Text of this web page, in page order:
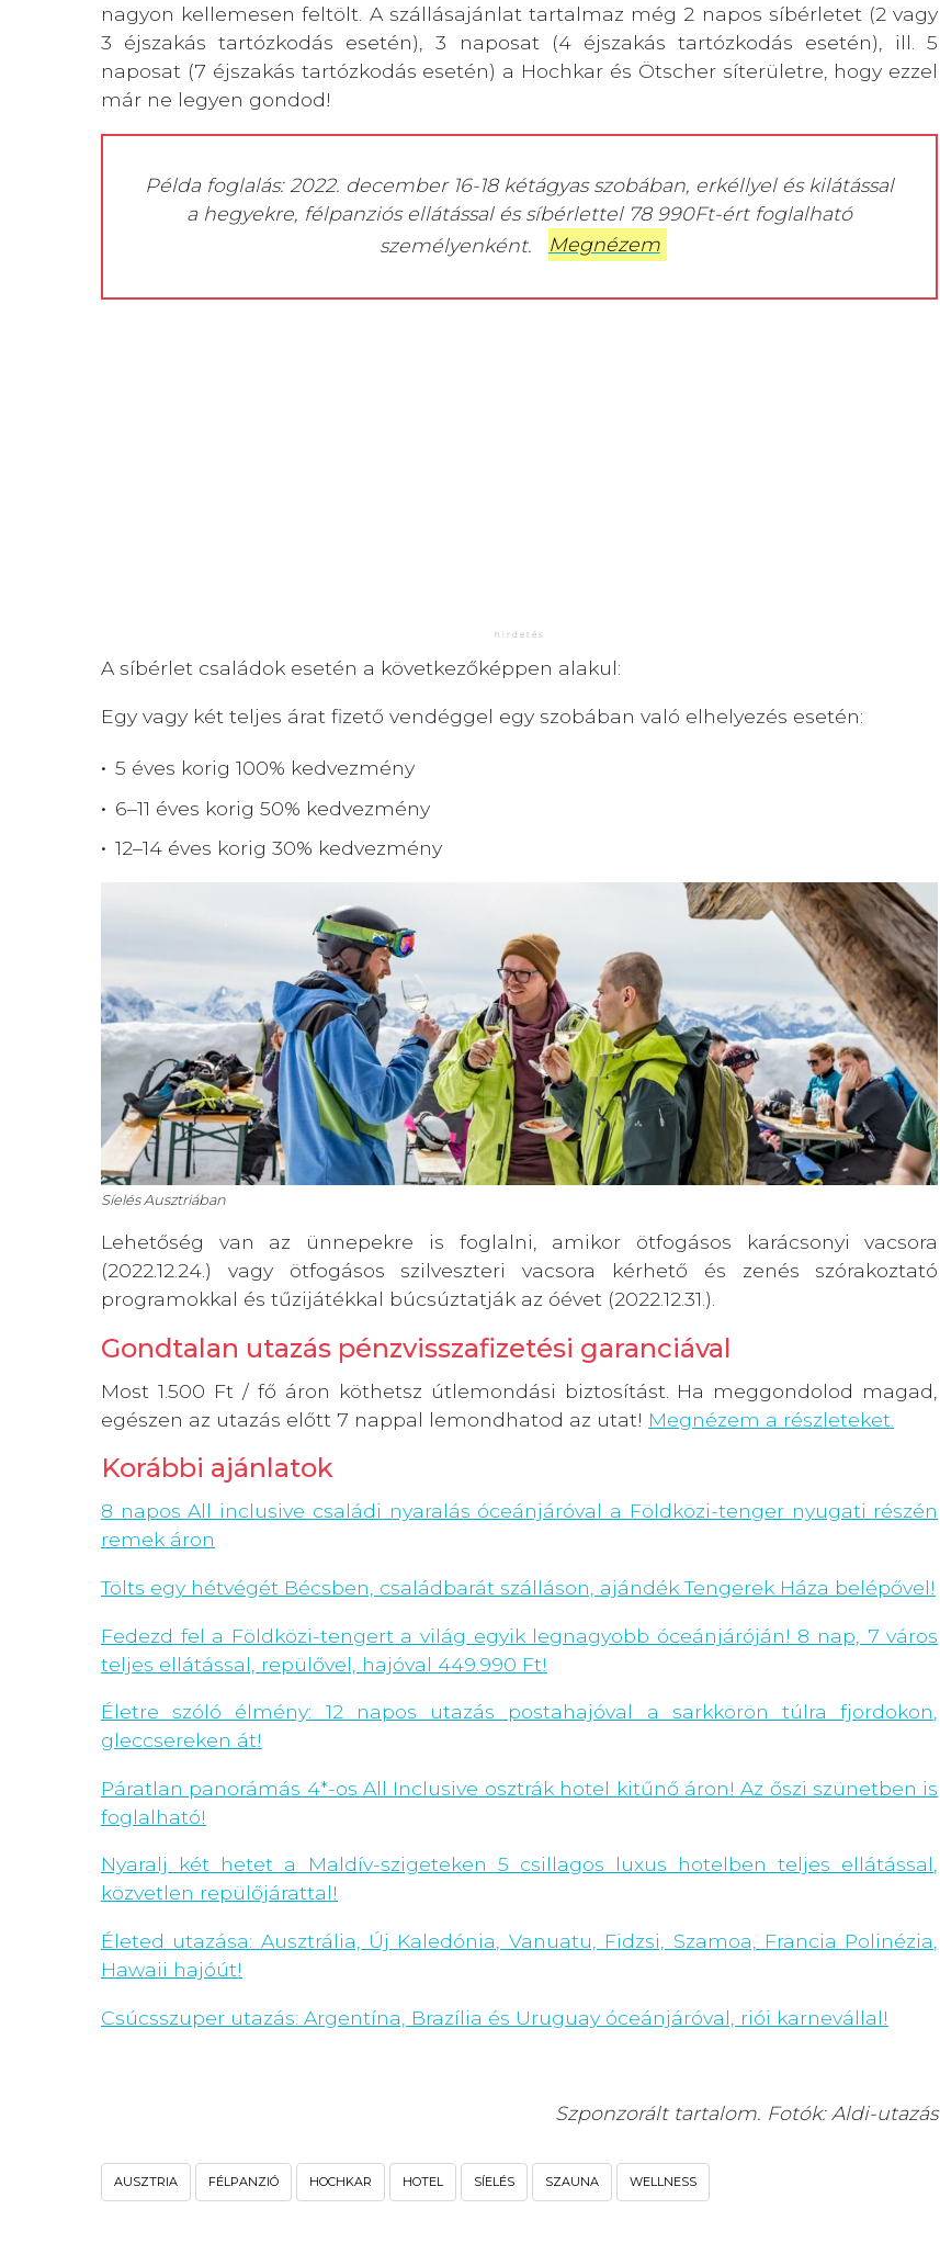
nagyon kellemesen feltölt. A szállásajánlat tartalmaz még 2 napos síbérletet (2 vagy
3 éjszakás tartózkodás esetén), 3 naposat (4 éjszakás tartózkodás esetén), ill. 5
naposat (7 éjszakás tartózkodás esetén) a Hochkar és Ötscher síterületre, hogy ezzel
már ne legyen gondod!
Példa foglalás: 2022. december 16-18 kétágyas szobában, erkéllyel és kilátással
a hegyekre, félpanziós ellátással és síbérlettel 78 990Ft-ért foglalható
személyenként.
Megnézem
A síbérlet családok esetén a következőképpen alakul:
Egy vagy két teljes árat fizető vendéggel egy szobában való elhelyezés esetén:
5 éves korig 100% kedvezmény
6–11 éves korig 50% kedvezmény
12–14 éves korig 30% kedvezmény
Síelés Ausztriában
Lehetőség van az ünnepekre is foglalni, amikor ötfogásos karácsonyi vacsora
(2022.12.24.) vagy ötfogásos szilveszteri vacsora kérhető és zenés szórakoztató
programokkal és tűzijátékkal búcsúztatják az óévet (2022.12.31.).
Gondtalan utazás pénzvisszafizetési garanciával
Most 1.500 Ft / fő áron köthetsz útlemondási biztosítást. Ha meggondolod magad,
egészen az utazás előtt 7 nappal lemondhatod az utat! Megnézem a részleteket.
Korábbi ajánlatok
8 napos All inclusive családi nyaralás óceánjáróval a Földközi-tenger nyugati részén
remek áron
Tölts egy hétvégét Bécsben, családbarát szálláson, ajándék Tengerek Háza belépővel!
Fedezd fel a Földközi-tengert a világ egyik legnagyobb óceánjáróján! 8 nap, 7 város
teljes ellátással, repülővel, hajóval 449.990 Ft!
Életre szóló élmény: 12 napos utazás postahajóval a sarkkörön túlra fjordokon,
gleccsereken át!
Páratlan panorámás 4*-os All Inclusive osztrák hotel kitűnő áron! Az őszi szünetben is
foglalható!
Nyaralj két hetet a Maldív-szigeteken 5 csillagos luxus hotelben teljes ellátással,
közvetlen repülőjárattal!
Életed utazása: Ausztrália, Új Kaledónia, Vanuatu, Fidzsi, Szamoa, Francia Polinézia,
Hawaii hajóút!
Csúcsszuper utazás: Argentína, Brazília és Uruguay óceánjáróval, riói karnevállal!
Szponzorált tartalom. Fotók: Aldi-utazás
AUSZTRIA FÉLPANZIÓ HOCHKAR HOTEL SÍELÉS SZAUNA WELLNESS